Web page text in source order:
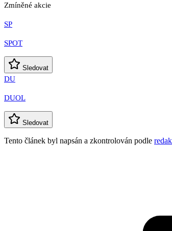
Zmíněné akcie
SP
SPOT
Sledovat
DU
DUOL
Sledovat
Tento článek byl napsán a zkontrolován podle